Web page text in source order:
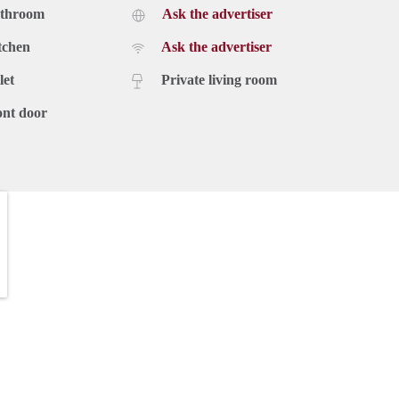
zoals beige-kleurige bakstenen in combinatie met
wijze het gebouw te laten voegen in zijn
in vier typen: ‘Hoekterras’, ‘Doorzon’, ‘Dakterras’
zijn. De keuken is voorzien van donker houten kastjes
Het donkere beslag van de deuren sluit perfect aan bij de
beschikken over een vrijstaand ligbad, een separate
De donkere kranen zorgen voor een mooi contrast met de
door
Ask the advertiser
Ask the advertiser
Private living room